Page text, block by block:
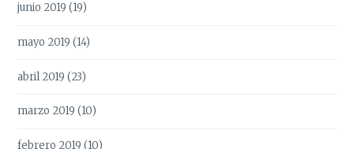
junio 2019 (19)
mayo 2019 (14)
abril 2019 (23)
marzo 2019 (10)
febrero 2019 (10)